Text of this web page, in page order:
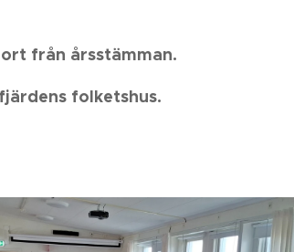
från årsstämman.
folketshus.